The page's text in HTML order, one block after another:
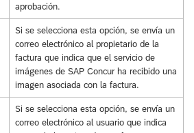
aprobación.
Si se selecciona esta opción, se envía un
correo electrónico al propietario de la
factura que indica que el servicio de
imágenes de SAP Concur ha recibido una
imagen asociada con la factura.
Si se selecciona esta opción, se envía un
correo electrónico al usuario que indica